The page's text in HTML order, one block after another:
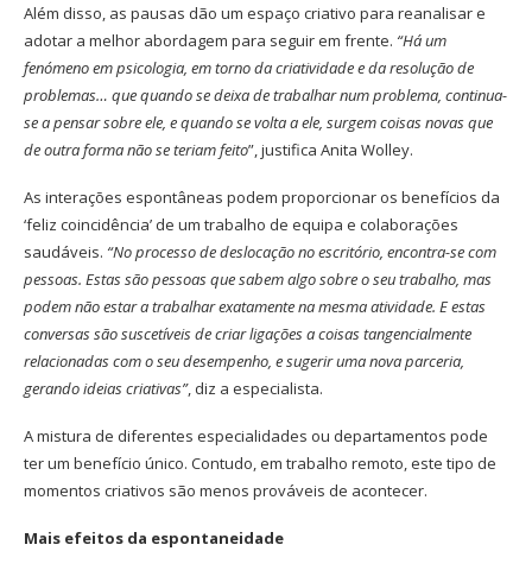
Além disso, as pausas dão um espaço criativo para reanalisar e
adotar a melhor abordagem para seguir em frente. “Há um
fenómeno em psicologia, em torno da criatividade e da resolução de
problemas… que quando se deixa de trabalhar num problema, continua-
se a pensar sobre ele, e quando se volta a ele, surgem coisas novas que
de outra forma não se teriam feito”, justifica Anita Wolley.
As interações espontâneas podem proporcionar os benefícios da
‘feliz coincidência’ de um trabalho de equipa e colaborações
saudáveis. “No processo de deslocação no escritório, encontra-se com
pessoas. Estas são pessoas que sabem algo sobre o seu trabalho, mas
podem não estar a trabalhar exatamente na mesma atividade. E estas
conversas são suscetíveis de criar ligações a coisas tangencialmente
relacionadas com o seu desempenho, e sugerir uma nova parceria,
gerando ideias criativas”, diz a especialista.
A mistura de diferentes especialidades ou departamentos pode
ter um benefício único. Contudo, em trabalho remoto, este tipo de
momentos criativos são menos prováveis de acontecer.
Mais efeitos da espontaneidade